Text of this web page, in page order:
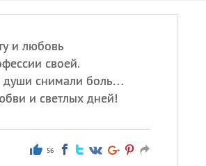
и любовь
своей.
души снимали боль…
и светлых дней!
56